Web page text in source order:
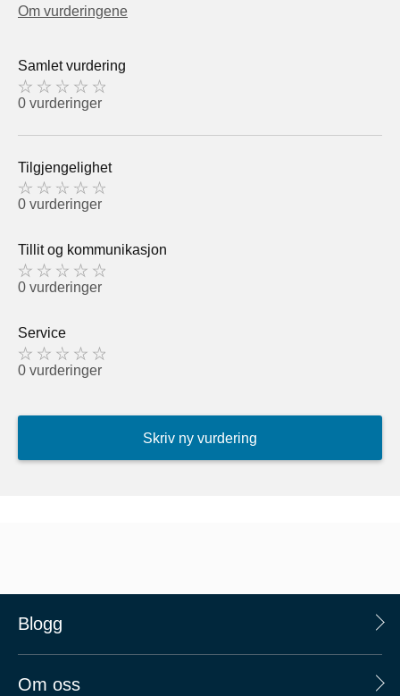
Om vurderingene
Samlet vurdering
0 vurderinger
Tilgjengelighet
0 vurderinger
Tillit og kommunikasjon
0 vurderinger
Service
0 vurderinger
Skriv ny vurdering
Blogg
Om oss